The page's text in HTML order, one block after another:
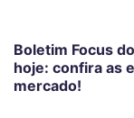
Boletim Focus
hoje: confira as
mercado!